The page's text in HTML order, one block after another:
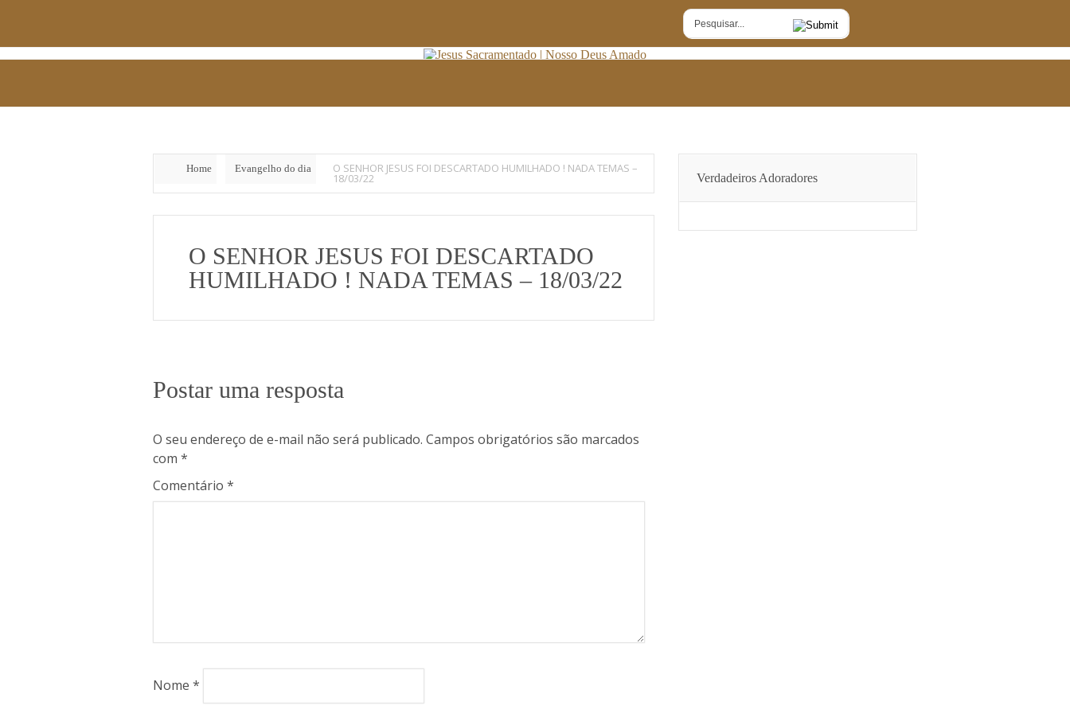
Home Evangelho do dia O SENHOR JESUS FOI DESCARTADO HUMILHADO ! NADA TEMAS –
18/03/22
O SENHOR JESUS FOI DESCARTADO
HUMILHADO ! NADA TEMAS – 18/03/22
Postar uma resposta
O seu endereço de e-mail não será publicado. Campos obrigatórios são marcados
com *
Comentário *
Nome *
Verdadeiros Adoradores